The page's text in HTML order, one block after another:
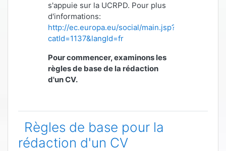
s'appuie sur la UCRPD. Pour plus
d'informations:
http://ec.europa.eu/social/main.jsp?
catId=1137&langId=fr
Pour commencer, examinons les
règles de base de la rédaction
d'un CV.
Règles de base pour la
rédaction d'un CV